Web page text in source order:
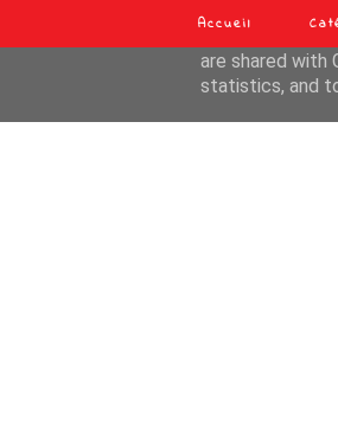
Accueil
This site uses
are shared with
statistics, and